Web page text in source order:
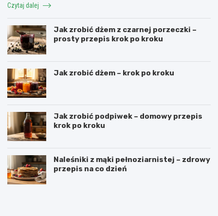
Czytaj dalej
Jak zrobić dżem z czarnej porzeczki –
prosty przepis krok po kroku
Jak zrobić dżem – krok po kroku
Jak zrobić podpiwek – domowy przepis
krok po kroku
Naleśniki z mąki pełnoziarnistej – zdrowy
przepis na co dzień